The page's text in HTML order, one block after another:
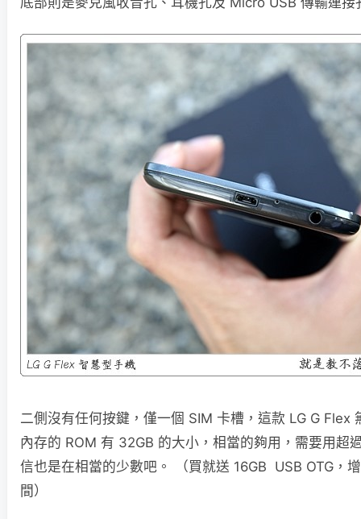
二側沒有任何按鍵，僅一個 SIM 卡槽，這款 LG G Flex
內存的 ROM 有 32GB 的大小，相當的夠用，需要用超
信也是在相當的少數吧。 （買就送 16GB USB OTG，
間）